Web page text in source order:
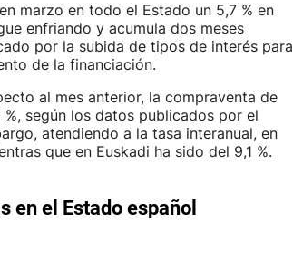
marzo en todo el Estado un 5,7 % en
enfriando y acumula dos meses
por la subida de tipos de interés para
de la financiación.
al mes anterior, la compraventa de
según los datos publicados por el
atendiendo a la tasa interanual, en
que en Euskadi ha sido del 9,1 %.